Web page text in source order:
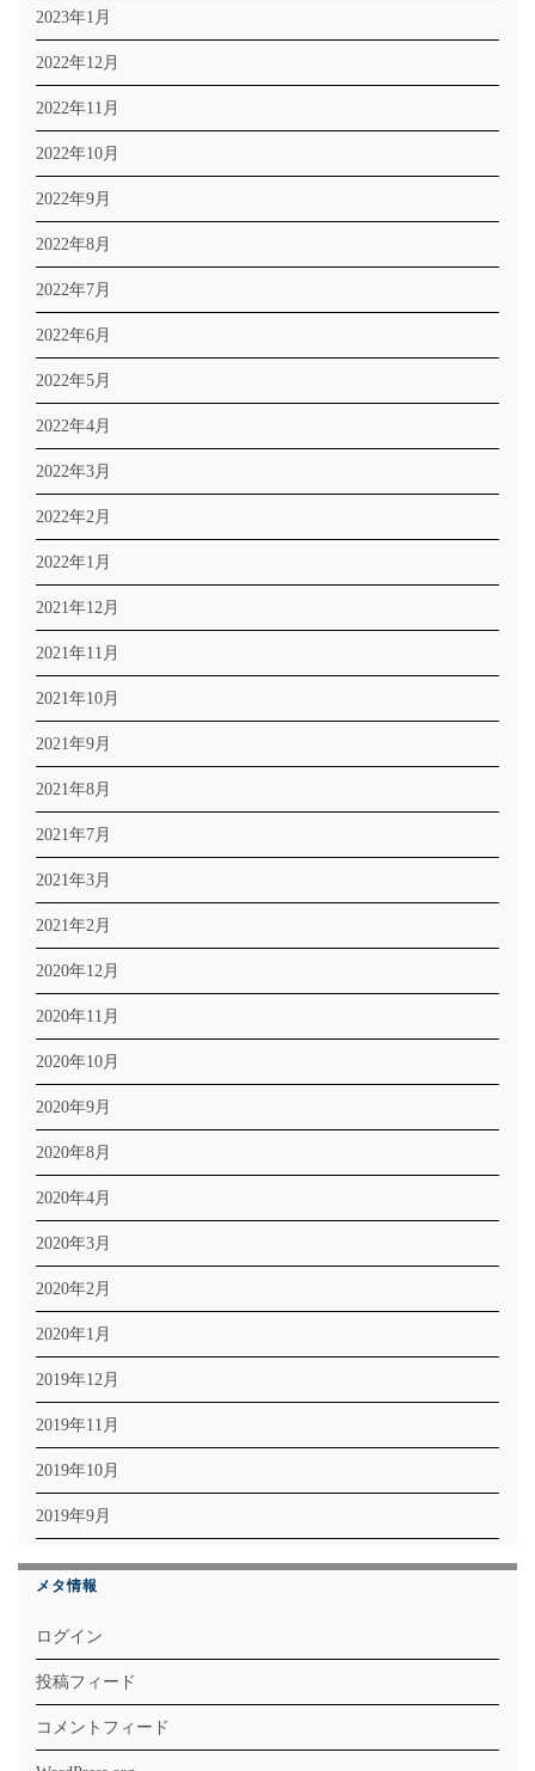
2023年1月
2022年12月
2022年11月
2022年10月
2022年9月
2022年8月
2022年7月
2022年6月
2022年5月
2022年4月
2022年3月
2022年2月
2022年1月
2021年12月
2021年11月
2021年10月
2021年9月
2021年8月
2021年7月
2021年3月
2021年2月
2020年12月
2020年11月
2020年10月
2020年9月
2020年8月
2020年4月
2020年3月
2020年2月
2020年1月
2019年12月
2019年11月
2019年10月
2019年9月
メタ情報
ログイン
投稿フィード
コメントフィード